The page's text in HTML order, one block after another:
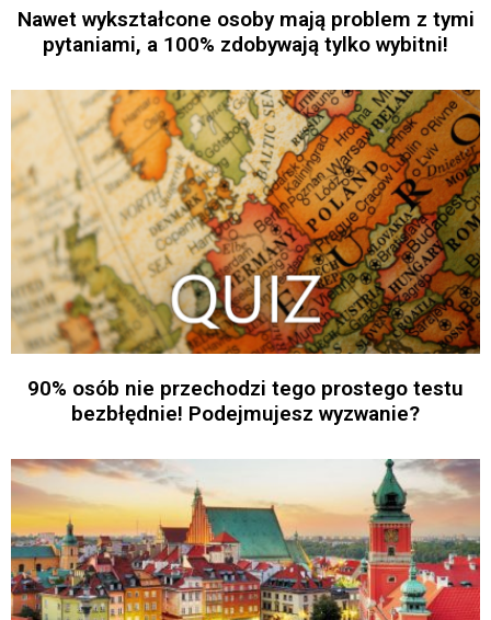
Nawet wykształcone osoby mają problem z tymi
pytaniami, a 100% zdobywają tylko wybitni!
90% osób nie przechodzi tego prostego testu
bezbłędnie! Podejmujesz wyzwanie?